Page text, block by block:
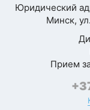
Юридический
Минск,
Прием